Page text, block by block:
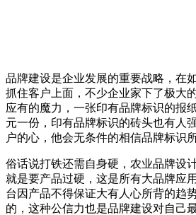
品牌建设是企业发展的重要战略，在
抓住客户上面，不少企业家下了极大
应有的魔力，一张印有品牌标识的报
元一份，印有品牌标识的砖头也有人
户的心，他会无条件的相信品牌标识
俗话说打铁还需自身硬，农业品牌设
就是要产品过硬，这是所有大品牌应
台因产品不得保证大有人心所背的趋
的，这种公信力也是品牌建设对自己